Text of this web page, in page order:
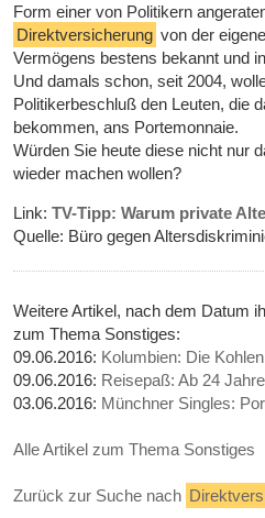
Form einer von Politikern
Direktversicherung von der
Vermögens bestens bekannt und
Und damals schon, seit 2004,
Politikerbeschluß den Leuten, die
bekommen, ans Portemonnaie.
Würden Sie heute diese nicht nur
wieder machen wollen?
Link:TV-Tipp: Warum private
Quelle: Büro gegen
Weitere Artikel, nach dem Datum
zum Thema Sonstiges:
09.06.2016: Kolumbien: Die
09.06.2016: Reisepaß: Ab 24
03.06.2016: Münchner Singles:
Alle Artikel zum Thema Sonstiges
Zurück zur Suche nach